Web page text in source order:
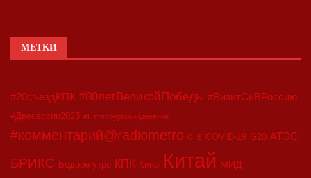
МЕТКИ
#20съездКПК #80летВеликойПобеды #ВизитСиВРоссию
#Двесессии2023 #Петербургскийдневник
#комментарий@radiometro CIIE COVID-19 G20 АТЭС
БРИКС Бодрое утро КПК Кино Китай МИД